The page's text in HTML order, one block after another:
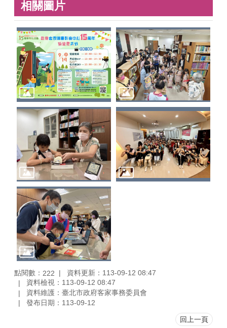
相關圖片
點閱數： 222
資料更新：113-09-12 08:47
資料檢視：113-09-12 08:47
資料維護：臺北市政府客家事務委員會
發布日期：113-09-12
回上一頁